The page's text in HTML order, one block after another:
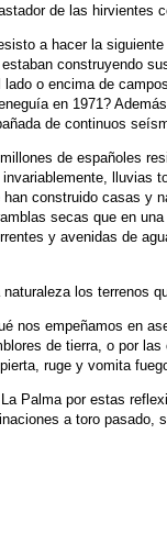
de las hirvientes
a hacer la
construyendo
o encima de
en 1971?
de continuos
de españoles
lluvias
construido casas y
secas que en
y avenidas de
los terrenos
nos empeñamos en
de tierra, o por
ruge y vomita
Palma por estas
a toro pasado,